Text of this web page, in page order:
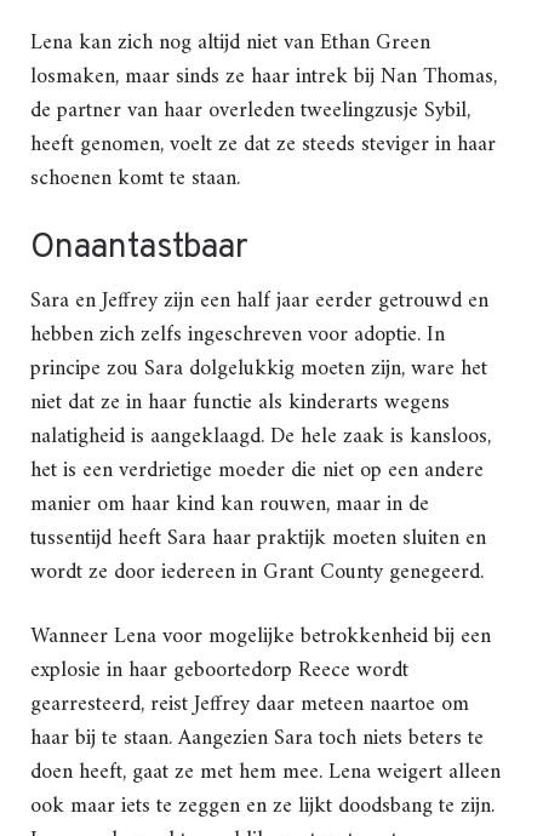
Lena kan zich nog altijd niet van Ethan Green
losmaken, maar sinds ze haar intrek bij Nan Thomas,
de partner van haar overleden tweelingzusje Sybil,
heeft genomen, voelt ze dat ze steeds steviger in haar
schoenen komt te staan.
Onaantastbaar
Sara en Jeffrey zijn een half jaar eerder getrouwd en
hebben zich zelfs ingeschreven voor adoptie. In
principe zou Sara dolgelukkig moeten zijn, ware het
niet dat ze in haar functie als kinderarts wegens
nalatigheid is aangeklaagd. De hele zaak is kansloos,
het is een verdrietige moeder die niet op een andere
manier om haar kind kan rouwen, maar in de
tussentijd heeft Sara haar praktijk moeten sluiten en
wordt ze door iedereen in Grant County genegeerd.
Wanneer Lena voor mogelijke betrokkenheid bij een
explosie in haar geboortedorp Reece wordt
gearresteerd, reist Jeffrey daar meteen naartoe om
haar bij te staan. Aangezien Sara toch niets beters te
doen heeft, gaat ze met hem mee. Lena weigert alleen
ook maar iets te zeggen en ze lijkt doodsbang te zijn.